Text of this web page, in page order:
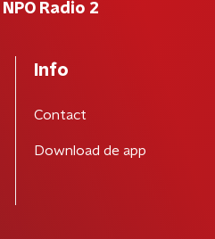
Radio 2
Info
Contact
Download de app